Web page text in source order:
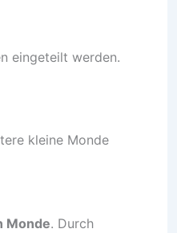
eingeteilt werden.
kleine Monde
Monde. Durch